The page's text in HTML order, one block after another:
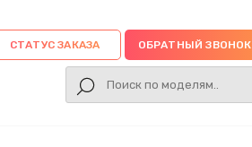
СТАТУС ЗАКАЗА ОБРАТНЫЙ ЗВОНОК